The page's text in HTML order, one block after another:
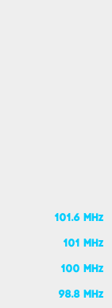
101.6 MHz
101 MHz
100 MHz
98.8 MHz